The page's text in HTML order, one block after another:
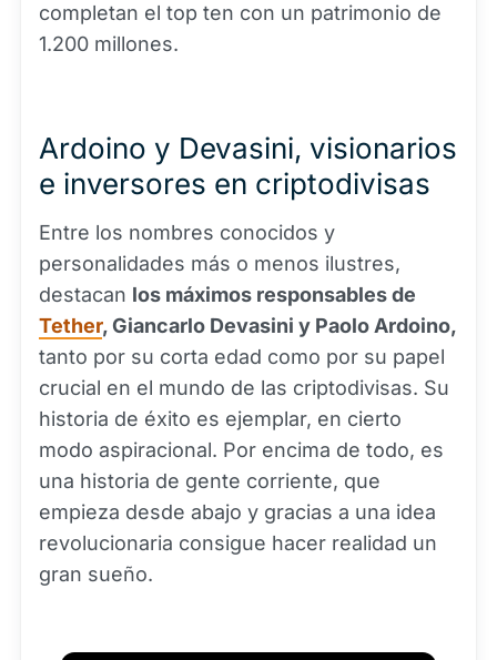
completan el top ten con un patrimonio de
1.200 millones.
Ardoino y Devasini, visionarios
e inversores en criptodivisas
Entre los nombres conocidos y
personalidades más o menos ilustres,
destacan los máximos responsables de
Tether, Giancarlo Devasini y Paolo Ardoino,
tanto por su corta edad como por su papel
crucial en el mundo de las criptodivisas. Su
historia de éxito es ejemplar, en cierto
modo aspiracional. Por encima de todo, es
una historia de gente corriente, que
empieza desde abajo y gracias a una idea
revolucionaria consigue hacer realidad un
gran sueño.